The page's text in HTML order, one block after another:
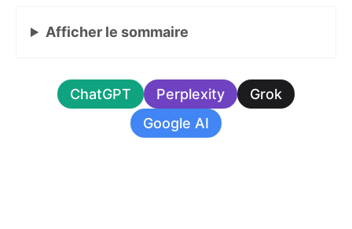
Afficher le sommaire
ChatGPT Perplexity
Grok
Google AI